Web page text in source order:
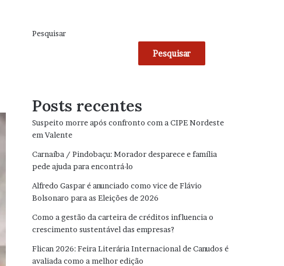
Pesquisar
Pesquisar
Posts recentes
Suspeito morre após confronto com a CIPE Nordeste
em Valente
Carnaíba / Pindobaçu: Morador desparece e família
pede ajuda para encontrá-lo
Alfredo Gaspar é anunciado como vice de Flávio
Bolsonaro para as Eleições de 2026
Como a gestão da carteira de créditos influencia o
crescimento sustentável das empresas?
Flican 2026: Feira Literária Internacional de Canudos é
avaliada como a melhor edição